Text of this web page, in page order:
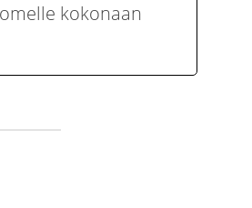
kokonaan